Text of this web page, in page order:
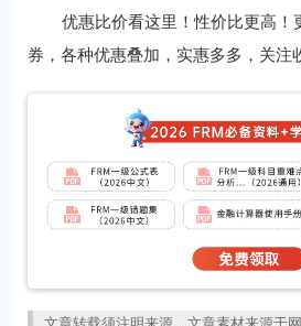
优惠比价看这里！性价比更高！
券，各种优惠叠加，实惠多多，关注